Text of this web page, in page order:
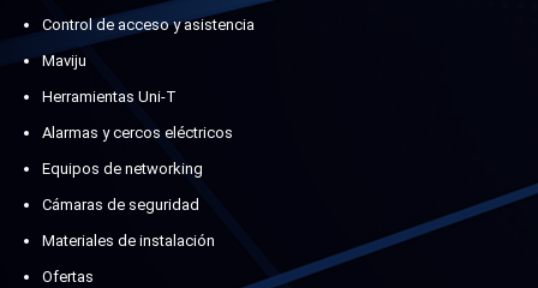
Control de acceso y asistencia
Maviju
Herramientas Uni-T
Alarmas y cercos eléctricos
Equipos de networking
Cámaras de seguridad
Materiales de instalación
Ofertas